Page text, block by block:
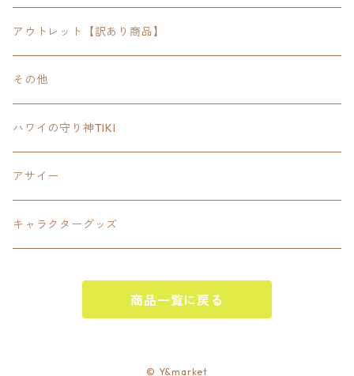
24inchオクタゴン八角形
18inch×18inchスクエア正方形
California State Routeカリフォルニア州
Interstate 州間道路型
U.S. Route国道（アメリカ）
スポーツ
ピクトグラム
ブランド
ミリタリー
ゲーム
ジャパンスタイル
FOODIE
KIDS
アウトレット【訳あり商品】
その他
ハワイの守り神TIKI
アサイー
キャラクターグッズ
商品一覧に戻る
© Y&market